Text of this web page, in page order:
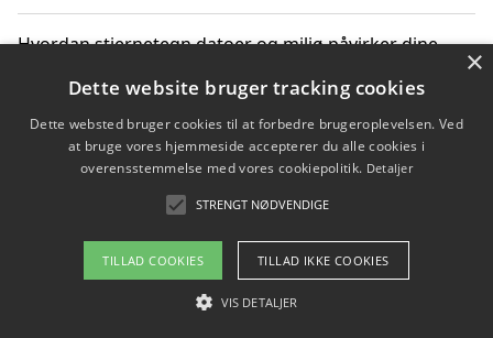
Hvordan stjernetegn datoer og miljø påvirker dine
Bæredygtige gadgets til en grønnere hverdag
Om / kontakt
Blog Betingelser
×
Dette website bruger tracking cookies
Dette websted bruger cookies til at forbedre brugeroplevelsen. Ved
at bruge vores hjemmeside accepterer du alle cookies i
overensstemmelse med vores cookiepolitik. Detaljer
STRENGT NØDVENDIGE
TILLAD COOKIES TILLAD IKKE COOKIES
VIS DETALJER